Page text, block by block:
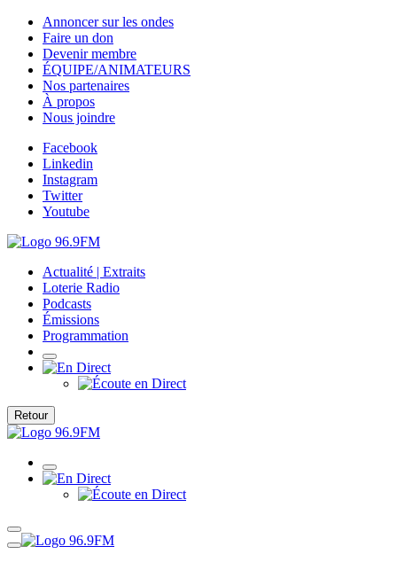
Annoncer sur les ondes
Faire un don
Devenir membre
ÉQUIPE/ANIMATEURS
Nos partenaires
À propos
Nous joindre
Facebook
Linkedin
Instagram
Twitter
Youtube
Actualité | Extraits
Loterie Radio
Podcasts
Émissions
Programmation
Retour